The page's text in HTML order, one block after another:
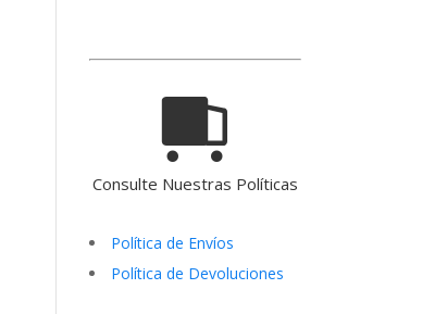
Consulte Nuestras Políticas
Política de Envíos
Política de Devoluciones